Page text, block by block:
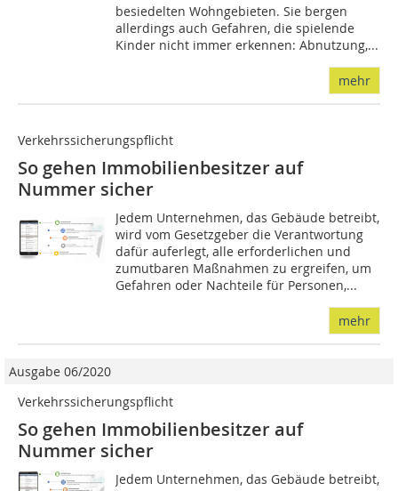
besiedelten Wohngebieten. Sie bergen
allerdings auch Gefahren, die spielende
Kinder nicht immer erkennen: Abnutzung,...
mehr
Verkehrssicherungspflicht
So gehen Immobilienbesitzer auf
Nummer sicher
Jedem Unternehmen, das Gebäude betreibt,
wird vom Gesetzgeber die Verantwortung
dafür auferlegt, alle erforderlichen und
zumutbaren Maßnahmen zu ergreifen, um
Gefahren oder Nachteile für Personen,...
mehr
Ausgabe 06/2020
Verkehrssicherungspflicht
So gehen Immobilienbesitzer auf
Nummer sicher
Jedem Unternehmen, das Gebäude betreibt,